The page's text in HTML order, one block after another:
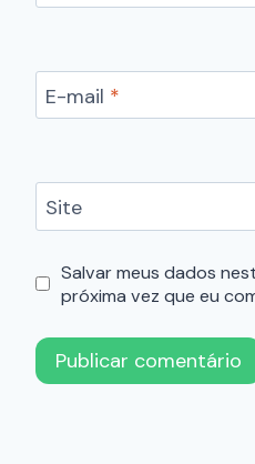
E-mail *
Site
Salvar meus dados
próxima vez que eu